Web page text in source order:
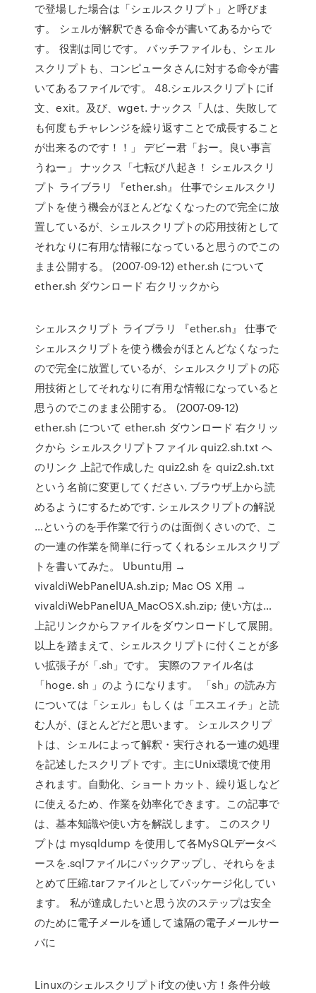
で登場した場合は「シェルスクリプト」と呼びま
す。 シェルが解釈できる命令が書いてあるからで
す。 役割は同じです。 バッチファイルも、シェル
スクリプトも、コンピュータさんに対する命令が書
いてあるファイルです。 48.シェルスクリプトにif
文、exit。及び、wget. ナックス「人は、失敗して
も何度もチャレンジを繰り返すことで成長すること
が出来るのです！！」 デビー君「おー。良い事言
うねー」 ナックス「七転び八起き！ シェルスクリ
プト ライブラリ 『ether.sh』 仕事でシェルスクリ
プトを使う機会がほとんどなくなったので完全に放
置しているが、シェルスクリプトの応用技術として
それなりに有用な情報になっていると思うのでこの
まま公開する。 (2007-09-12) ether.sh について
ether.sh ダウンロード 右クリックから
シェルスクリプト ライブラリ 『ether.sh』 仕事で
シェルスクリプトを使う機会がほとんどなくなった
ので完全に放置しているが、シェルスクリプトの応
用技術としてそれなりに有用な情報になっていると
思うのでこのまま公開する。 (2007-09-12)
ether.sh について ether.sh ダウンロード 右クリッ
クから シェルスクリプトファイル quiz2.sh.txt へ
のリンク 上記で作成した quiz2.sh を quiz2.sh.txt
という名前に変更してください. ブラウザ上から読
めるようにするためです. シェルスクリプトの解説
…というのを手作業で行うのは面倒くさいので、こ
の一連の作業を簡単に行ってくれるシェルスクリプ
トを書いてみた。 Ubuntu用 →
vivaldiWebPanelUA.sh.zip; Mac OS X用 →
vivaldiWebPanelUA_MacOSX.sh.zip; 使い方は…
上記リンクからファイルをダウンロードして展開。
以上を踏まえて、シェルスクリプトに付くことが多
い拡張子が「.sh」です。 実際のファイル名は
「hoge. sh 」のようになります。 「sh」の読み方
については「シェル」もしくは「エスエィチ」と読
む人が、ほとんどだと思います。 シェルスクリプ
トは、シェルによって解釈・実行される一連の処理
を記述したスクリプトです。主にUnix環境で使用
されます。自動化、ショートカット、繰り返しなど
に使えるため、作業を効率化できます。この記事で
は、基本知識や使い方を解説します。 このスクリ
プトは mysqldump を使用して各MySQLデータベ
ースを.sqlファイルにバックアップし、それらをま
とめて圧縮.tarファイルとしてパッケージ化してい
ます。 私が達成したいと思う次のステップは安全
のために電子メールを通して遠隔の電子メールサー
バに
Linuxのシェルスクリプトif文の使い方！条件分岐